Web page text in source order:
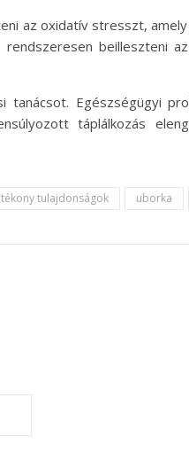
az oxidatív stresszt,
beilleszteni
Egészségügyi
táplálkozás
tulajdonságok uborka